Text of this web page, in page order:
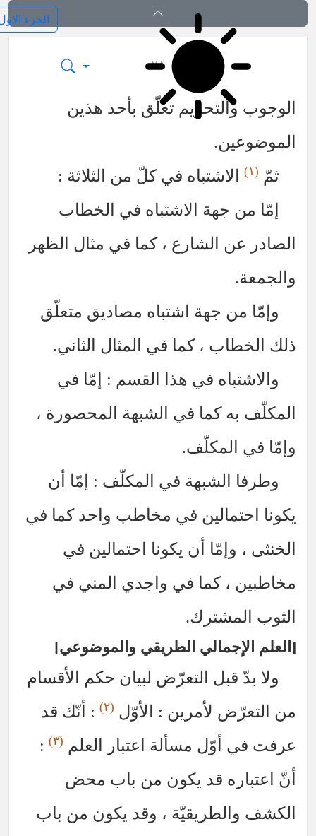
الاصول (رسائل)
٧٨
تعلّق بأحد هذين
في كلّ من الثلاثة :
جهة الاشتباه في الخطاب
الشارع ، كما في مثال الظهر
جهة اشتباه مصاديق متعلّق
، كما في المثال الثاني.
في هذا القسم : إمّا في
كما في الشبهة المحصورة ،
الشبهة في المكلّف : إمّا أن
في مخاطب واحد كما في
أن يكونا احتمالين في
، كما في واجدي المني في
الطريقي والموضوعي
قبل التعرّض لبيان حكم الأقسام
لأمرين : الأوّل
: أنّك قد
مسألة اعتبار العلم (٣)
:
قد يكون من باب محض
، وقد يكون من باب